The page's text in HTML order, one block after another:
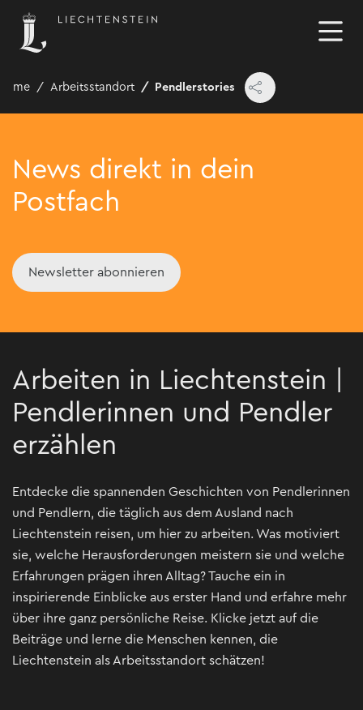
Arbeitsstandort Pendlerstories
News direkt in dein
Postfach
Newsletter abonnieren
Arbeiten in Liechtenstein |
Pendlerinnen und Pendler
erzählen
Entdecke die spannenden Geschichten von Pendlerinnen
und Pendlern, die täglich aus dem Ausland nach
Liechtenstein reisen, um hier zu arbeiten. Was motiviert
sie, welche Herausforderungen meistern sie und welche
Erfahrungen prägen ihren Alltag? Tauche ein in
inspirierende Einblicke aus erster Hand und erfahre mehr
über ihre ganz persönliche Reise. Klicke jetzt auf die
Beiträge und lerne die Menschen kennen, die
Liechtenstein als Arbeitsstandort schätzen!